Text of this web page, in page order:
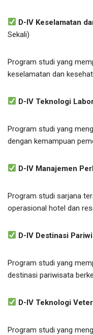
D-IV Keselamatan
Sekali)
Program studi yang
keselamatan dan
D-IV Teknologi
Program studi yang
dengan kemampuan
D-IV Manajemen
Program studi sarjana
operasional hotel dan
D-IV Destinasi
Program studi yang
destinasi pariwisata
D-IV Teknologi
Program studi yang